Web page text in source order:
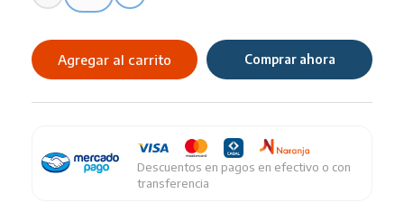
Teen
Cuaderno+lapicera+anotador
Agregar al carrito Comprar ahora
Descuentos en pagos en efectivo o con
transferencia